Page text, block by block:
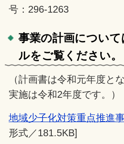
号：296-1263
事業の計画について
ルをご覧ください。
（計画書は令和元年度と
実施は令和2年度です。）
地域少子化対策重点推進
形式／181.5KB]